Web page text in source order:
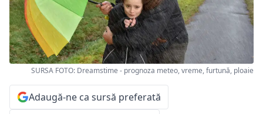
SURSA FOTO: Dreamstime - prognoza meteo, vreme, furtună, ploaie
Adaugă-ne ca sursă preferată